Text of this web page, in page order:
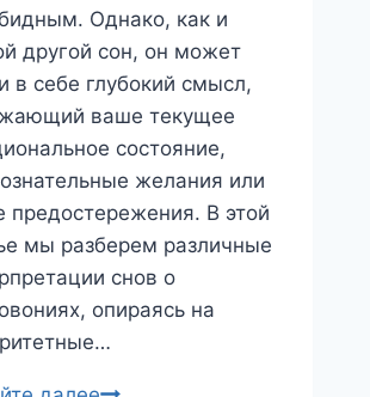
Однако, как и
другой сон, он может
в себе глубокий смысл,
ваше текущее
состояние,
желания или
предостережения. В этой
мы разберем различные
снов о
опираясь на